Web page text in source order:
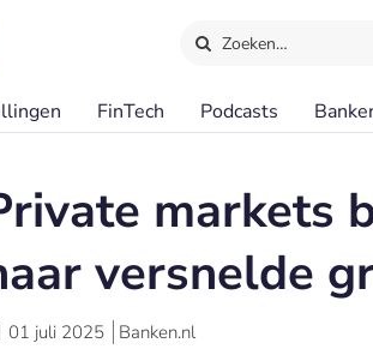
Zoeken…
FinTech Podcasts
markets
versnelde
01 juli 2025 Banken.nl